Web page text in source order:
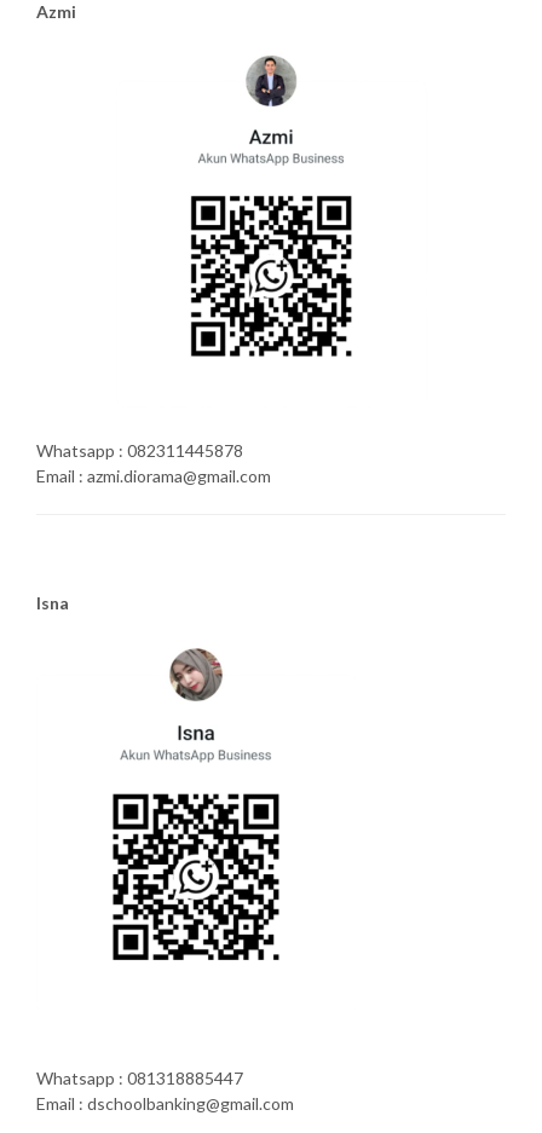
Azmi
Whatsapp : 082311445878
Email : azmi.diorama@gmail.com
Isna
Whatsapp : 081318885447
Email : dschoolbanking@gmail.com